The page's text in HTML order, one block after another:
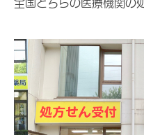
全国どちらの医療機関の